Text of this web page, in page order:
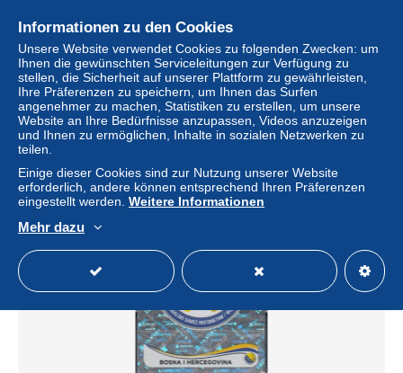
Panini WM 2014 USA - Wappen - Nr. 545
± 1,15 $
Status
Informationen zu den Cookies
Unsere Website verwendet Cookies zu folgenden Zwecken: um
Ihnen die gewünschten Serviceleitungen zur Verfügung zu
stellen, die Sicherheit auf unserer Plattform zu gewährleisten,
Ihre Präferenzen zu speichern, um Ihnen das Surfen
angenehmer zu machen, Statistiken zu erstellen, um unsere
Website an Ihre Bedürfnisse anzupassen, Videos anzuzeigen
und Ihnen zu ermöglichen, Inhalte in sozialen Netzwerken zu
teilen.
Einige dieser Cookies sind zur Nutzung unserer Website
erforderlich, andere können entsprechend Ihren Präferenzen
eingestellt werden. Weitere Informationen
Mehr dazu